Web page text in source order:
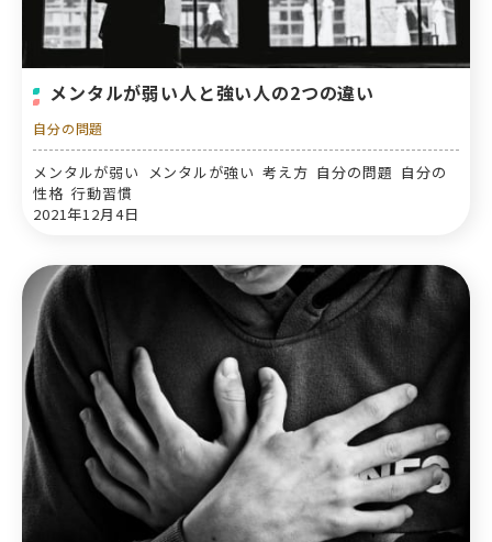
メンタルが弱い人と強い人の2つの違い
自分の問題
メンタルが弱い メンタルが強い 考え方 自分の問題 自分の
性格 行動習慣
2021年12月4日